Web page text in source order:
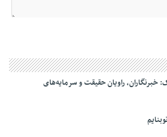
خبرنگاران، راویان حقیقت و سرمایه‌های